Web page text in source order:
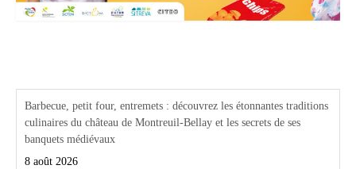
Barbecue, petit four, entremets : découvrez les étonnantes traditions
culinaires du château de Montreuil-Bellay et les secrets de ses
banquets médiévaux
8 août 2026